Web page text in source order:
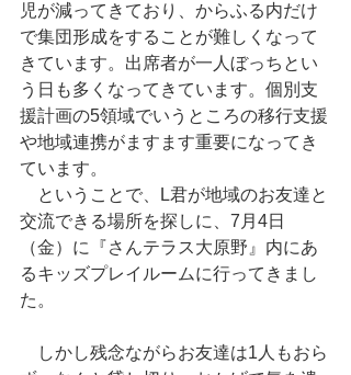
児が減ってきており、からふる内だけ
で集団形成をすることが難しくなって
きています。出席者が一人ぼっちとい
う日も多くなってきています。個別支
援計画の5領域でいうところの移行支援
や地域連携がますます重要になってき
ています。
ということで、L君が地域のお友達と
交流できる場所を探しに、7月4日
（金）に『さんテラス大原野』内にあ
るキッズプレイルームに行ってきまし
た。
しかし残念ながらお友達は1人もおら